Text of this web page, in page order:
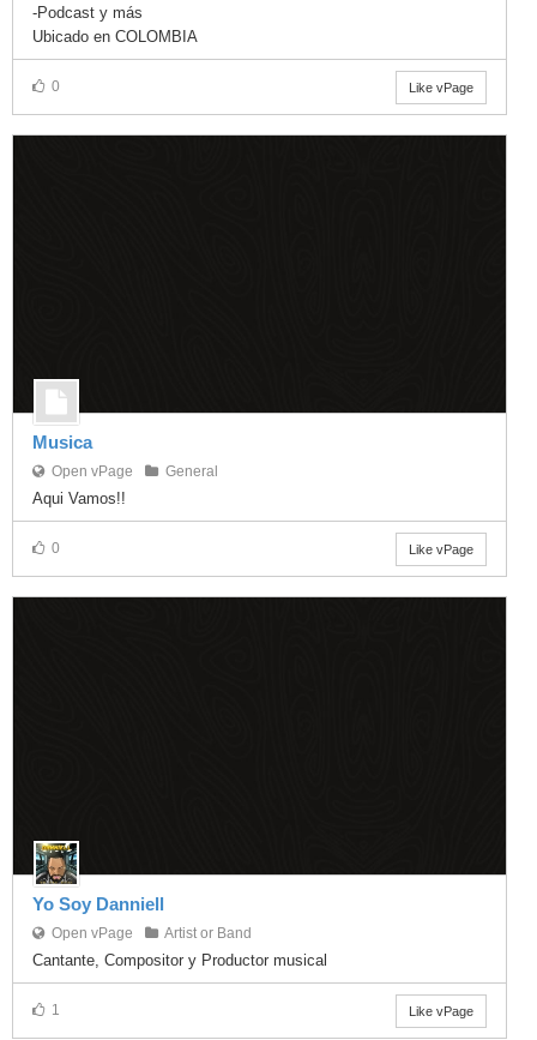
Notifications
-Podcast y más
Ubicado en COLOMBIA
0 Like vPage
Musica
Open vPage General
Aqui Vamos!!
0 Like vPage
Yo Soy Danniell
Open vPage Artist or Band
Cantante, Compositor y Productor musical
1 Like vPage